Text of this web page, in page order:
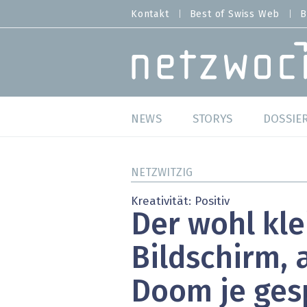
zum
MENU
Kontakt Best of Swiss Web
MAIN NAVIGATION
NEWS
Studien
Meinungen
Hands-on
STORYS
Best
SAP
NETZWITZIG
Kreativität: Positiv
Der wohl
Bildschirm,
Doom je